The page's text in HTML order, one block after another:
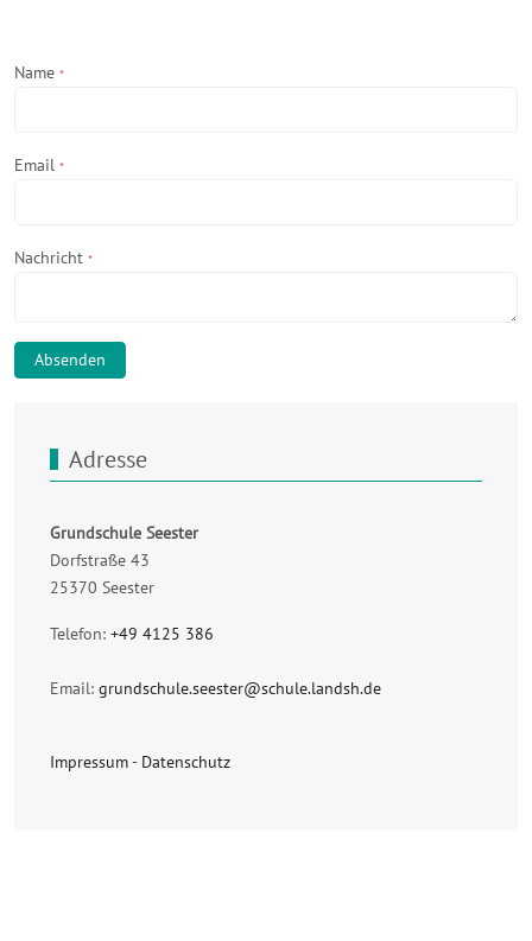
Name *
Email *
Nachricht *
Absenden
Adresse
Grundschule Seester
Dorfstraße 43
25370 Seester
Telefon: +49 4125 386
Email: grundschule.seester@schule.landsh.de
Impressum- Datenschutz